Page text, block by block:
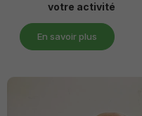
votre activité
En savoir plus